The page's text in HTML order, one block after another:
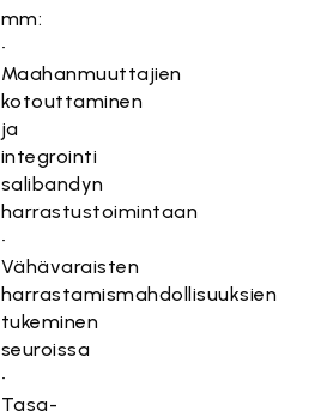
mm:
•
Maahanmuuttajien
kotouttaminen
ja
integrointi
salibandyn
harrastustoimintaan
•
Vähävaraisten
harrastamismahdollisuuksien
tukeminen
seuroissa
•
Tasa-